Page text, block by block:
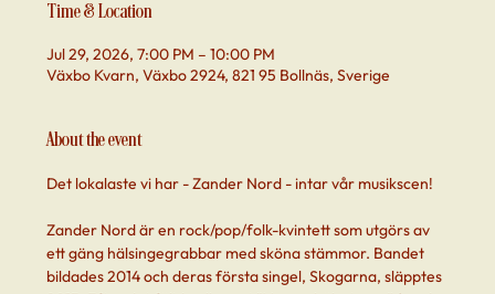
Time & Location
Jul 29, 2026, 7:00 PM – 10:00 PM
Växbo Kvarn, Växbo 2924, 821 95 Bollnäs, Sverige
About the event
Det lokalaste vi har - Zander Nord - intar vår musikscen!
Zander Nord är en rock/pop/folk-kvintett som utgörs av
ett gäng hälsingegrabbar med sköna stämmor. Bandet
bildades 2014 och deras första singel, Skogarna, släpptes